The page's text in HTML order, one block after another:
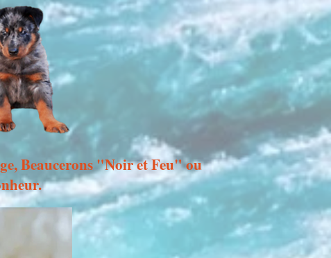
Beaucerons "Noir et Feu" ou